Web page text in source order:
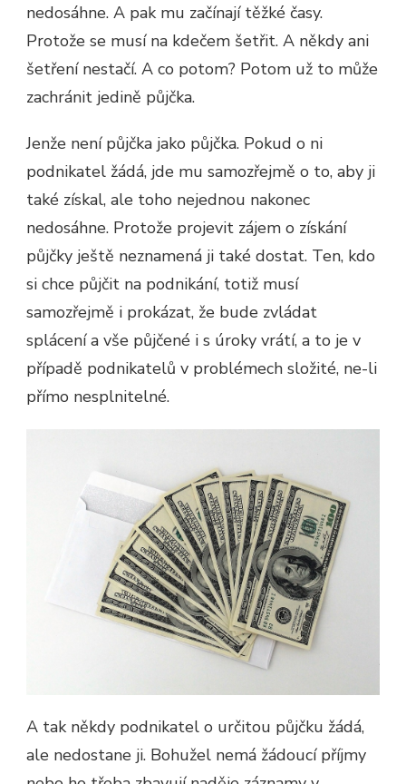
nedosáhne. A pak mu začínají těžké časy.
Protože se musí na kdečem šetřit. A někdy ani
šetření nestačí. A co potom? Potom už to může
zachránit jedině půjčka.
Jenže není půjčka jako půjčka. Pokud o ni
podnikatel žádá, jde mu samozřejmě o to, aby ji
také získal, ale toho nejednou nakonec
nedosáhne. Protože projevit zájem o získání
půjčky ještě neznamená ji také dostat. Ten, kdo
si chce půjčit na podnikání, totiž musí
samozřejmě i prokázat, že bude zvládat
splácení a vše půjčené i s úroky vrátí, a to je v
případě podnikatelů v problémech složité, ne-li
přímo nesplnitelné.
A tak někdy podnikatel o určitou půjčku žádá,
ale nedostane ji. Bohužel nemá žádoucí příjmy